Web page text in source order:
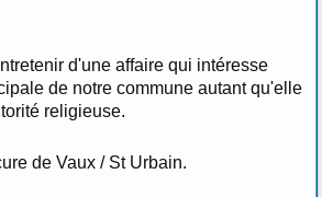
d'une affaire qui intéresse
de notre commune autant qu'elle
religieuse.
de Vaux / St Urbain.